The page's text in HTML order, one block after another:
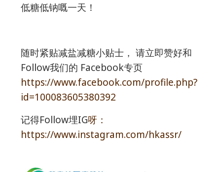
低糖低钠嘅一天！
随时紧贴减盐减糖小贴士， 请立即赞好和
Follow我们的 Facebook专页
https://www.facebook.com/profile.php?
id=100083605380392
记得Follow埋IG呀：
https://www.instagram.com/hkassr/